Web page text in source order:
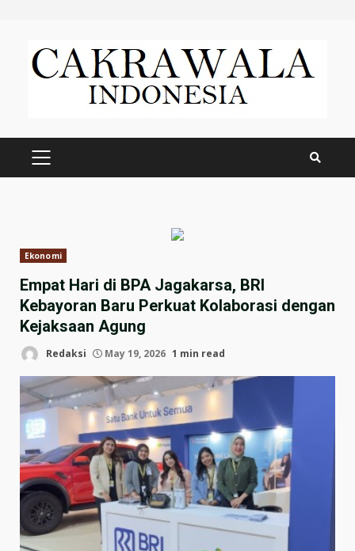
content
PRIMARY
Ekonomi
Empat Hari di BPA Jagakarsa, BRI
Kebayoran Baru Perkuat Kolaborasi dengan
Kejaksaan Agung
Redaksi May 19, 2026 1 min read